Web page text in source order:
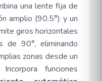
una lente fija de
amplio (90.5°) y un
giros horizontales
de 90°, eliminando
zonas desde un
funciones